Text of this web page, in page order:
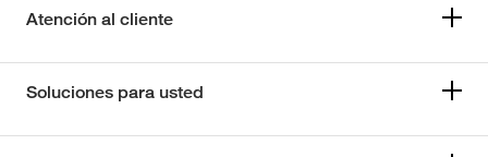
Atención al cliente
Soluciones para usted